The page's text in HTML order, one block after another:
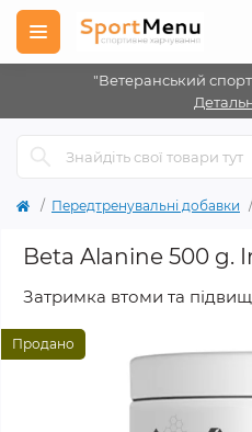
"Ветеранський
Передтренувальні добавки
Beta Alanine 500 g.
Затримка втоми та
Продано